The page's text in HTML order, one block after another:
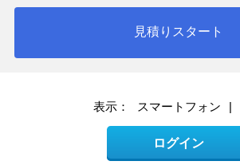
見積りスタート
表示： スマートフォン |
ログイン